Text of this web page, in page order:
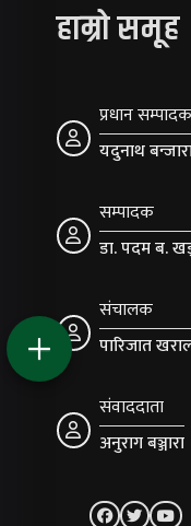
हाम्रो समूह
प्रधान सम्पादक
यदुनाथ
सम्पादक
डा. पदम ब.
संचालक
पारिजात
संवाददाता
अनुराग बञ्जारा